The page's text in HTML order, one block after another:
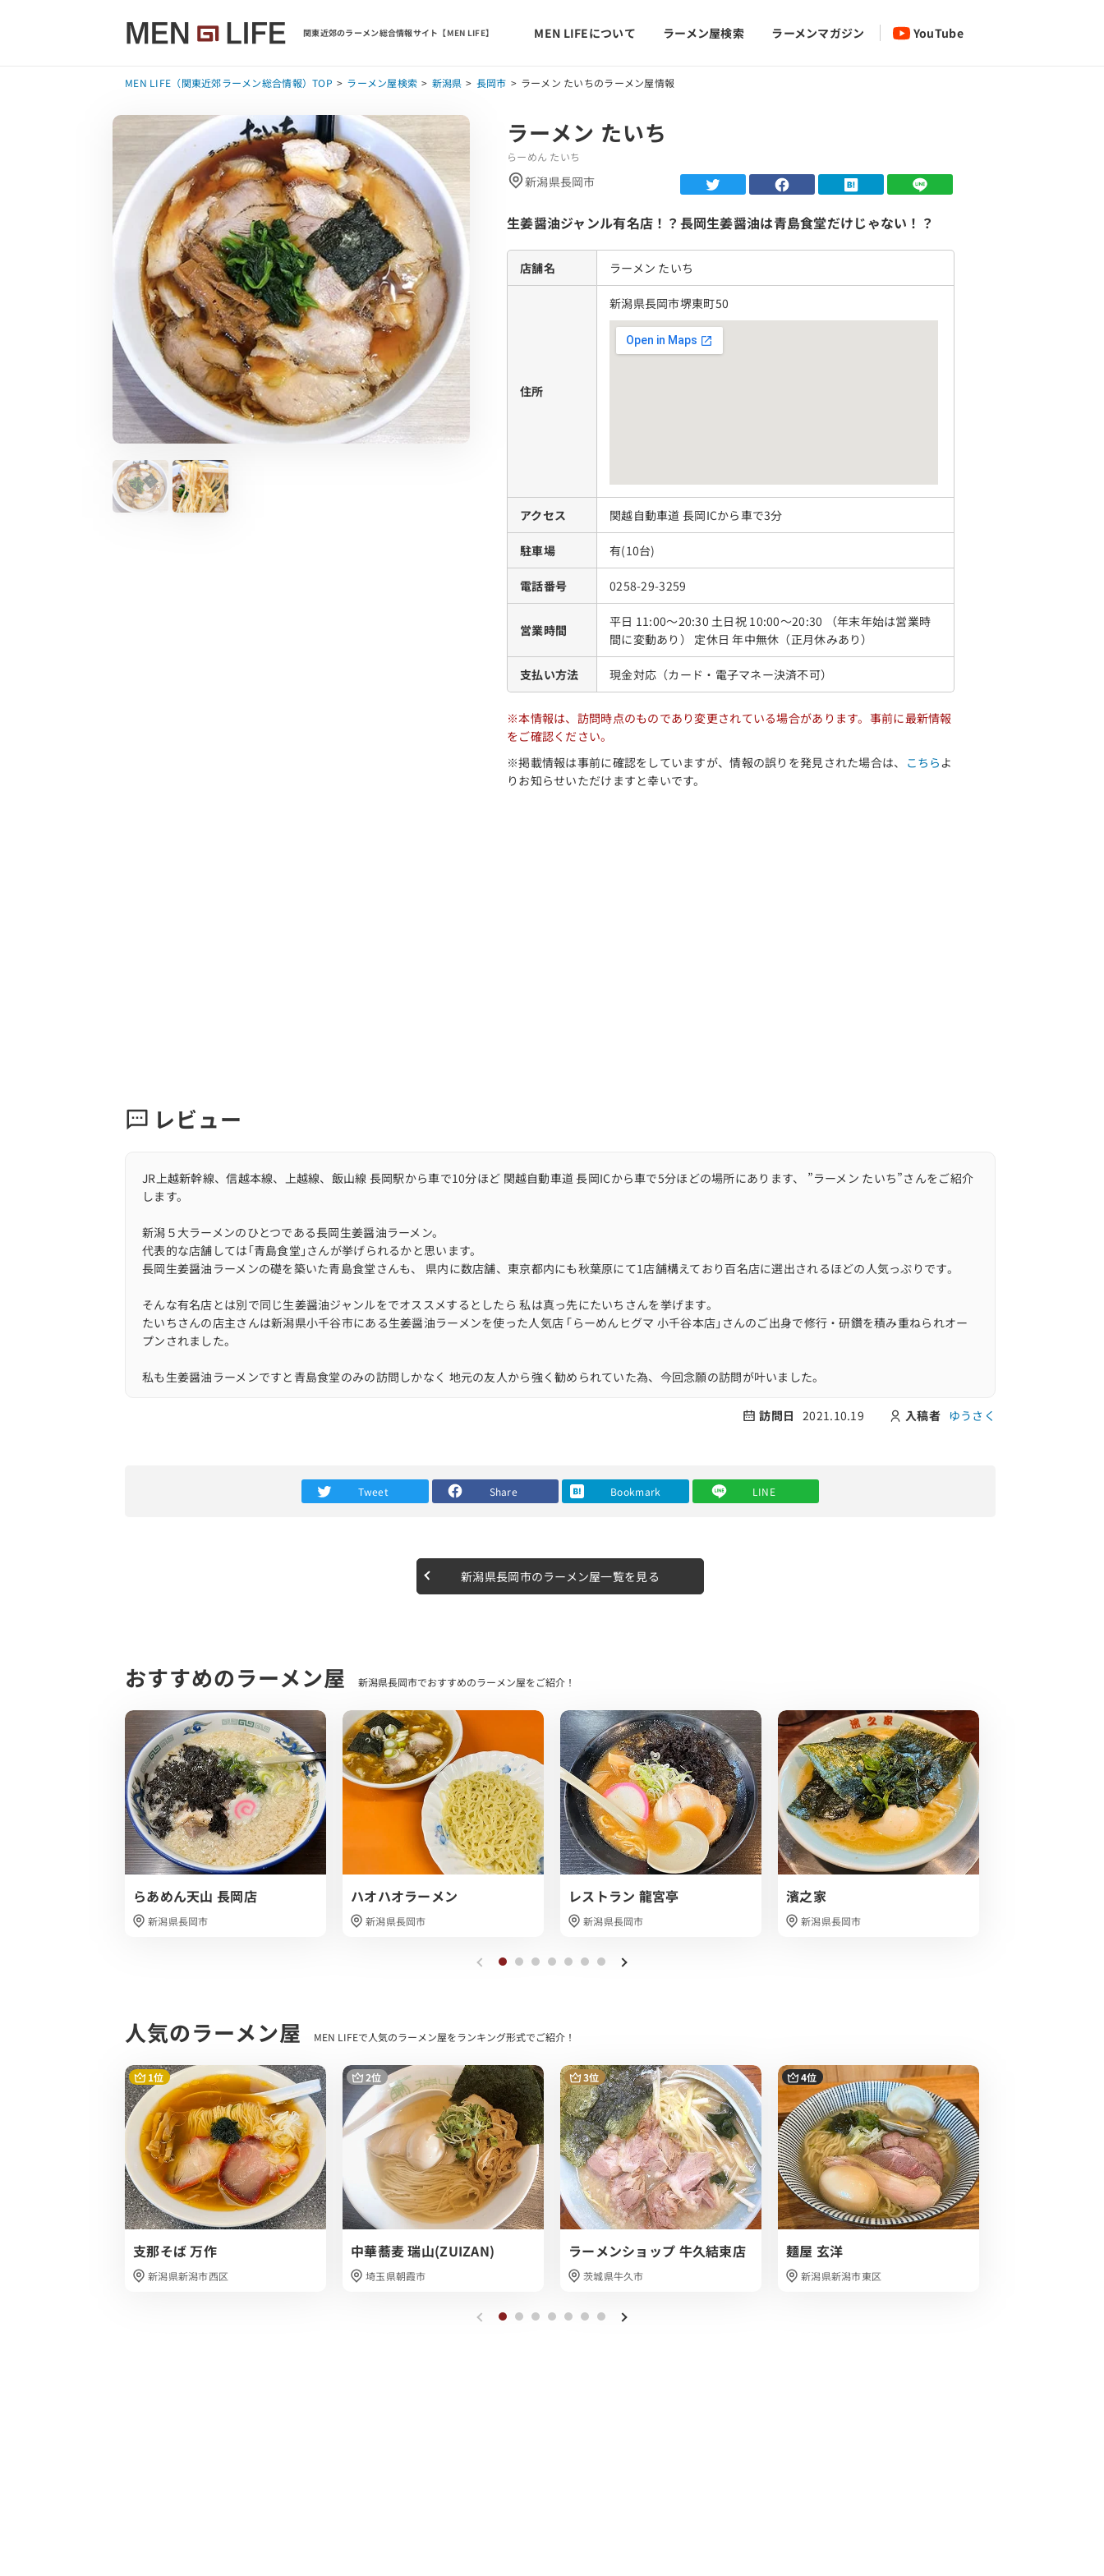
関東近郊のラーメン総合情報サイト【MEN LIFE】 MEN LIFEについて ラーメン屋検索 ラーメンマガジン YouTube
MEN LIFE（関東近郊ラーメン総合情報）TOP ラーメン屋検索 新潟県 長岡市 ラーメン たいちのラーメン屋情報
ラーメン たいち
らーめん たいち
新潟県長岡市
生姜醤油ジャンル有名店！？長岡生姜醤油は青島食堂だけじゃない！？
店舗名 ラーメン たいち
住所
新潟県長岡市堺東町50
アクセス 関越自動車道 長岡ICから車で3分
駐車場 有(10台)
電話番号 0258-29-3259
営業時間
平日 11:00～20:30 土日祝 10:00～20:30 （年末年始は営業時
間に変動あり） 定休日 年中無休（正月休みあり）
支払い方法 現金対応（カード・電子マネー決済不可）
※本情報は、訪問時点のものであり変更されている場合があります。事前に最新情報
をご確認ください。
※掲載情報は事前に確認をしていますが、情報の誤りを発見された場合は、 こちらよ
りお知らせいただけますと幸いです。
レビュー
JR上越新幹線、信越本線、上越線、飯山線 長岡駅から車で10分ほど 関越自動車道 長岡ICから車で5分ほどの場所にあります、 ”ラーメン たいち”さんをご紹介
します。
新潟５大ラーメンのひとつである長岡生姜醤油ラーメン。
代表的な店舗しては｢青島食堂｣さんが挙げられるかと思います。
長岡生姜醤油ラーメンの礎を築いた青島食堂さんも、 県内に数店舗、東京都内にも秋葉原にて1店舗構えており百名店に選出されるほどの人気っぷりです。
そんな有名店とは別で同じ生姜醤油ジャンルをでオススメするとしたら 私は真っ先にたいちさんを挙げます。
たいちさんの店主さんは新潟県小千谷市にある生姜醤油ラーメンを使った人気店 ｢らーめんヒグマ 小千谷本店｣さんのご出身で修行・研鑽を積み重ねられオー
プンされました。
私も生姜醤油ラーメンですと青島食堂のみの訪問しかなく 地元の友人から強く勧められていた為、今回念願の訪問が叶いました。
訪問時は平日の13時頃の到着でしたが店内は満席でした。 10分ほど待機して食券を購入し、カウンター席に案内いただきました。
注文したのは看板メニューである正油ラーメンです。
店内は清潔感があり、天井高く非常に開放感ある落ち着いた雰囲気でした。
程よい感じで油膜も張ってある感じですかさずレンゲを持ち、早速スープを1口頂きます…
麺は中太ちぢれ麺。
加水率少し高めでスープとの相性ものどごしも抜群に良かったです。
スープに絶妙に合わせるために麺も試行錯誤されてるかも、、、？
こちらもメインと言っても過言ではない肩ロースのチャーシューですが、 歯切れよく多く盛り付けてあることからどんどん箸が進みました。
長岡生姜醤油系が好きな方は間違いなくハマる味になると思います！
そのほかにも塩らーめんもありましたので、生姜と塩がどれほどまで合うのかも気になるところです。
生姜やあっさりジャンルがお好きな方はぜひオススメです！
訪問日 2021.10.19 入稿者 ゆうさく
Tweet Share Bookmark LINE
新潟県長岡市のラーメン屋一覧を見る
おすすめのラーメン屋 新潟県長岡市でおすすめのラーメン屋をご紹介！
らあめん天山 長岡店
新潟県長岡市
ハオハオラーメン
新潟県長岡市
レストラン 龍宮亭
新潟県長岡市
濱之家
新潟県長岡市
人気のラーメン屋 MEN LIFEで人気のラーメン屋をランキング形式でご紹介！
1位
支那そば 万作
新潟県新潟市西区
2位
中華蕎麦 瑞山(ZUIZAN)
埼玉県朝霞市
3位
ラーメンショップ 牛久結束店
茨城県牛久市
4位
麺屋 玄洋
新潟県新潟市東区